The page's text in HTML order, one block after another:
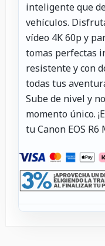
inteligente que
vehículos.
vídeo 4K 60p y
tomas perfectas
resistente y con
todas tus
Sube de nivel y
momento único.
tu Canon EOS R6